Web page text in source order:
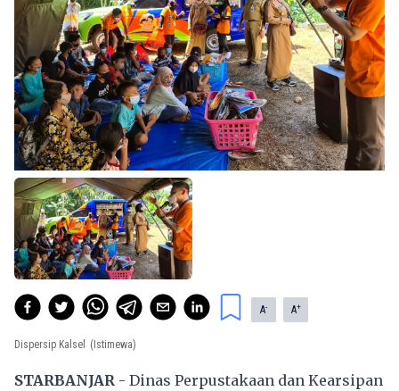
A- A+
Dispersip Kalsel (Istimewa)
STARBANJAR - Dinas Perpustakaan dan Kearsipan